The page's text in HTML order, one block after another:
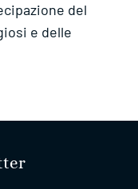
del
e delle